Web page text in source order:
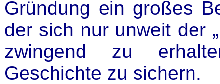
Gründung ein großes
der sich nur unweit der
zwingend zu
Geschichte zu sichern.